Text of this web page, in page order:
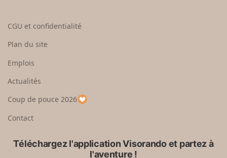
e
u
p
a
CGU et confidentialité
Plan du site
Emplois
Actualités
Coup de pouce 2026
Contact
Téléchargez l'application Visorando et partez à
l'aventure !